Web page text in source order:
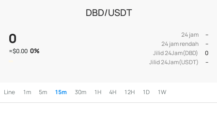
DBD/USDT
0
≈$0.00 0%
24 jam
--
24 jam rendah
--
Jilid 24Jam(DBD)
0
Jilid 24Jam(USDT)
--
Line 1m 5m 15m 30m 1H 4H 12H 1D 1W